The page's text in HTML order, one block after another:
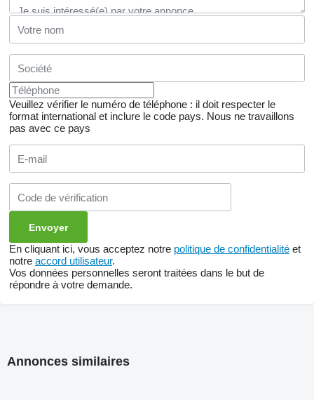
Veuillez vérifier le numéro de téléphone : il doit respecter le
format international et inclure le code pays. Nous ne travaillons
pas avec ce pays
En cliquant ici, vous acceptez notre politique de confidentialité et
notre accord utilisateur.
Vos données personnelles seront traitées dans le but de
répondre à votre demande.
Annonces similaires